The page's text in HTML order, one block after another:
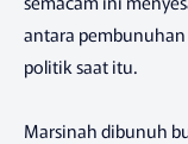
antara
politik saat itu.
Marsinah dibunuh